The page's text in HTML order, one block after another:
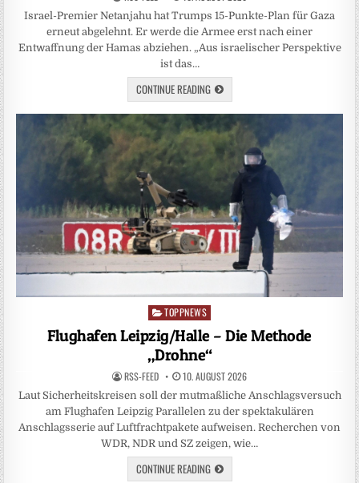
Israel-Premier Netanjahu hat Trumps 15-Punkte-Plan für Gaza
erneut abgelehnt. Er werde die Armee erst nach einer
Entwaffnung der Hamas abziehen. „Aus israelischer Perspektive
ist das…
CONTINUE READING
Posted
in
TOPPNEWS
Flughafen Leipzig/Halle – Die Methode
„Drohne“
RSS-FEED 10. AUGUST 2026
Laut Sicherheitskreisen soll der mutmaßliche Anschlagsversuch
am Flughafen Leipzig Parallelen zu der spektakulären
Anschlagsserie auf Luftfrachtpakete aufweisen. Recherchen von
WDR, NDR und SZ zeigen, wie…
CONTINUE READING